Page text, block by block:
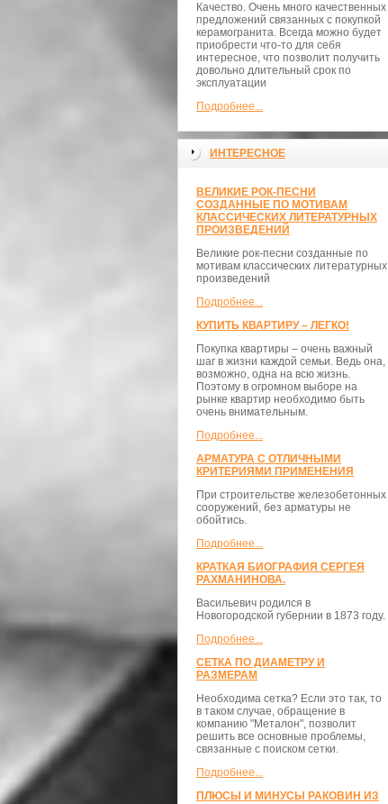
Качество. Очень много качественных
предложений связанных с покупкой
керамогранита. Всегда можно будет
приобрести что-то для себя
интересное, что позволит получить
довольно длительный срок по
эксплуатации
Подробнее...
ИНТЕРЕСНОЕ
ВЕЛИКИЕ РОК-ПЕСНИ
СОЗДАННЫЕ ПО МОТИВАМ
КЛАССИЧЕСКИХ ЛИТЕРАТУРНЫХ
ПРОИЗВЕДЕНИЙ
Великие рок-песни созданные по
мотивам классических литературных
произведений
Подробнее...
КУПИТЬ КВАРТИРУ – ЛЕГКО!
Покупка квартиры – очень важный
шаг в жизни каждой семьи. Ведь она,
возможно, одна на всю жизнь.
Поэтому в огромном выборе на
рынке квартир необходимо быть
очень внимательным.
Подробнее...
АРМАТУРА С ОТЛИЧНЫМИ
КРИТЕРИЯМИ ПРИМЕНЕНИЯ
При строительстве железобетонных
сооружений, без арматуры не
обойтись.
Подробнее...
КРАТКАЯ БИОГРАФИЯ СЕРГЕЯ
РАХМАНИНОВА.
Васильевич родился в
Новогородской губернии в 1873 году.
Подробнее...
СЕТКА ПО ДИАМЕТРУ И
РАЗМЕРАМ
Необходима сетка? Если это так, то
в таком случае, обращение в
компанию "Металон", позволит
решить все основные проблемы,
связанные с поиском сетки.
Подробнее...
ПЛЮСЫ И МИНУСЫ РАКОВИН ИЗ